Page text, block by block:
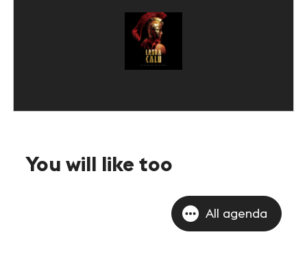
You will like too
All agenda